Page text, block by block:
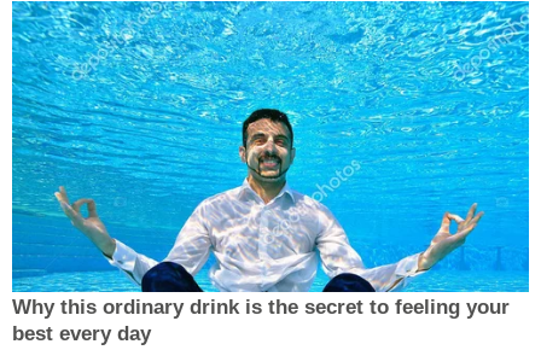
Why this ordinary drink is the secret to feeling your
best every day